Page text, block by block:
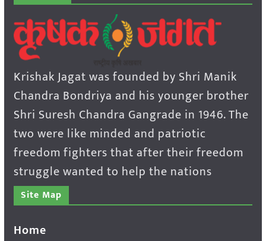
Krishak Jagat was founded by Shri Manik
Chandra Bondriya and his younger brother
Shri Suresh Chandra Gangrade in 1946. The
two were like minded and patriotic
freedom fighters that after their freedom
struggle wanted to help the nations
Site Map
Home